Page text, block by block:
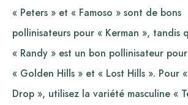
« Peters » et « Famoso » sont de bons
pollinisateurs pour « Kerman », tandis
« Randy » est un bon pollinisateur pour
« Golden Hills » et « Lost Hills ». Pour
Drop », utilisez la variété masculine «